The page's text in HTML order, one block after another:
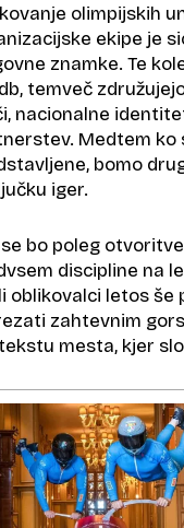
olimpijskih
ekipe je
znamke. Te
temveč
nacionalne
Medtem ko
bomo
iger.
bo poleg
discipline na
oblikovalci letos še
zahtevnim
mesta, kjer